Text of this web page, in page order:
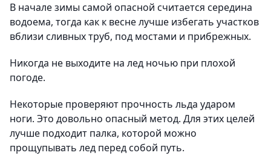
В начале зимы самой опасной считается середина
водоема, тогда как к весне лучше избегать участков
вблизи сливных труб, под мостами и прибрежных.
Никогда не выходите на лед ночью при плохой
погоде.
Некоторые проверяют прочность льда ударом
ноги. Это довольно опасный метод. Для этих целей
лучше подходит палка, которой можно
прощупывать лед перед собой путь.